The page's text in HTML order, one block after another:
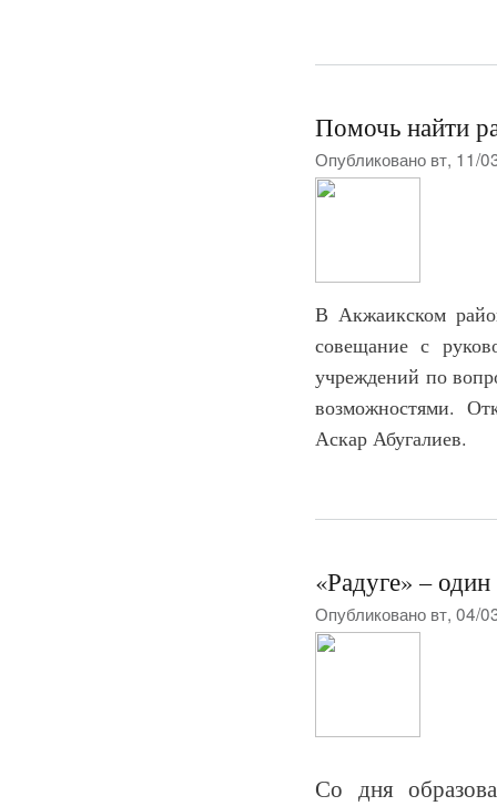
Помочь найти
Опубликовано вт, 11/
В Акжаикском
совещание с
учреждений по
возможностями.
Аскар Абугалиев.
«Радуге» – один
Опубликовано вт, 04/
Со дня